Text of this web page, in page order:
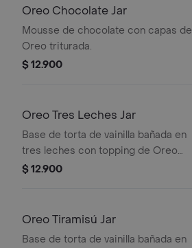
Oreo Chocolate Jar
Mousse de chocolate con capas de
Oreo triturada.
$ 12.900
Oreo Tres Leches Jar
Base de torta de vainilla bañada en
tres leches con topping de Oreo
triturada.
$ 12.900
Oreo Tiramisú Jar
Base de torta de vainilla bañada en